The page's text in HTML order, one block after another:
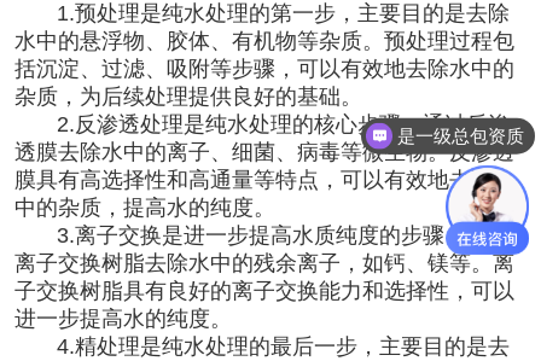
1.预处理是纯水处理的第一步，主要目的是去除
水中的悬浮物、胶体、有机物等杂质。预处理过程包
括沉淀、过滤、吸附等步骤，可以有效地去除水中的
杂质，为后续处理提供良好的基础。
2.反渗透处理是纯水处理的核心步骤，通过反渗
透膜去除水中的离子、细菌、病毒等微生物。反渗透
膜具有高选择性和高通量等特点，可以有效地去除水
中的杂质，提高水的纯度。
3.离子交换是进一步提高水质纯度的步骤，通过
离子交换树脂去除水中的残余离子，如钙、镁等。离
子交换树脂具有良好的离子交换能力和选择性，可以
进一步提高水的纯度。
4.精处理是纯水处理的最后一步，主要目的是去
是一级总包资质